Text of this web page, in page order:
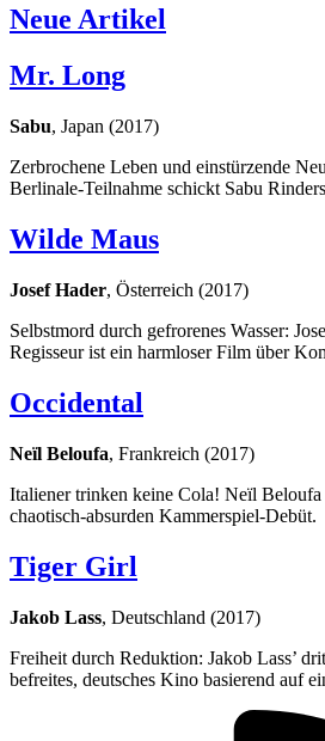
Neue Artikel
Mr. Long
Sabu, Japan (2017)
Zerbrochene Leben und einstürzende
Berlinale-Teilnahme schickt Sabu
Wilde Maus
Josef Hader, Österreich (2017)
Selbstmord durch gefrorenes Wasser:
Regisseur ist ein harmloser Film über
Occidental
Neïl Beloufa, Frankreich (2017)
Italiener trinken keine Cola! Neïl Beloufa
chaotisch-absurden Kammerspiel-Debüt.
Tiger Girl
Jakob Lass, Deutschland (2017)
Freiheit durch Reduktion: Jakob Lass’
befreites, deutsches Kino basierend auf